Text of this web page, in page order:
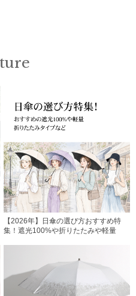
【2026年】日傘の選び方おすすめ特
集！遮光100%や折りたたみや軽量